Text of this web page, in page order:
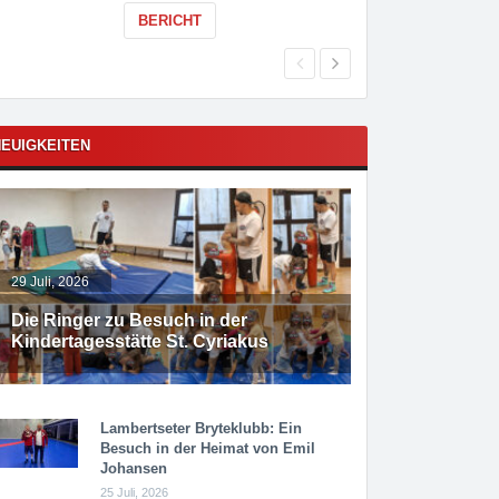
BERICHT
Die Ringer zu Besuch in der
Kindertagesstätte St. Cyriakus
29 Juli, 2026
Lambertseter Bryteklubb: Ein
Besuch in der Heimat von Emil
Johansen
25 Juli, 2026